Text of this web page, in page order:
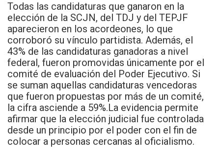
Todas las candidaturas que ganaron en la
elección de la SCJN, del TDJ y del TEPJF
aparecieron en los acordeones, lo que
corroboró su vínculo partidista. Además, el
43% de las candidaturas ganadoras a nivel
federal, fueron promovidas únicamente por el
comité de evaluación del Poder Ejecutivo. Si
se suman aquellas candidaturas vencedoras
que fueron propuestas por más de un comité,
la cifra asciende a 59%.La evidencia permite
afirmar que la elección judicial fue controlada
desde un principio por el poder con el fin de
colocar a personas cercanas al oficialismo.